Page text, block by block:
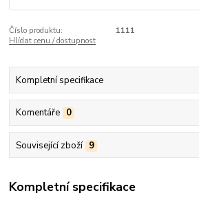
Číslo produktu:
1111
Hlídat cenu / dostupnost
Kompletní specifikace
Komentáře 0
Související zboží 9
Kompletní specifikace